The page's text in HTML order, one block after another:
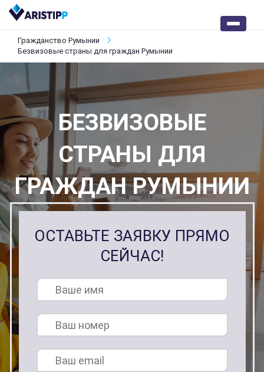
Гражданство Румынии
Безвизовые страны для граждан Румынии
БЕЗВИЗОВЫЕ
СТРАНЫ ДЛЯ
ГРАЖДАН РУМЫНИИ
ОСТАВЬТЕ ЗАЯВКУ ПРЯМО
СЕЙЧАС!